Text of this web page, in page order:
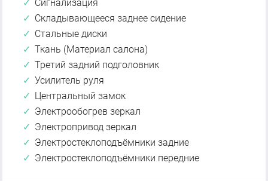
Сигнализация
Складывающееся заднее сидение
Стальные диски
Ткань (Материал салона)
Третий задний подголовник
Усилитель руля
Центральный замок
Электрообогрев зеркал
Электропривод зеркал
Электростеклоподъёмники задние
Электростеклоподъёмники передние